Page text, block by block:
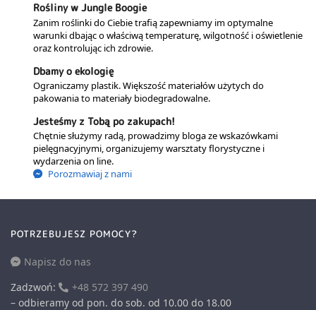
Rośliny w Jungle Boogie
Zanim roślinki do Ciebie trafią zapewniamy im optymalne
warunki dbając o właściwą temperaturę, wilgotność i oświetlenie
oraz kontrolując ich zdrowie.
Dbamy o ekologię
Ograniczamy plastik. Większość materiałów użytych do
pakowania to materiały biodegradowalne.
Jesteśmy z Tobą po zakupach!
Chętnie służymy radą, prowadzimy bloga ze wskazówkami
pielęgnacyjnymi, organizujemy warsztaty florystyczne i
wydarzenia on line.
Porozmawiaj z nami
POTRZEBUJESZ POMOCY?
Napisz do nas
Zadzwoń:
+48 572 397 490
– odbieramy od pon. do sob. od 10.00 do 18.00